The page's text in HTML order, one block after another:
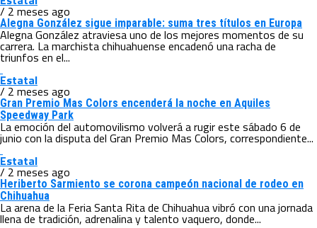
/ 2 meses ago
Alegna González sigue imparable: suma tres títulos en Europa
Alegna González atraviesa uno de los mejores momentos de su
carrera. La marchista chihuahuense encadenó una racha de
triunfos en el...
Estatal
/ 2 meses ago
Gran Premio Mas Colors encenderá la noche en Aquiles
Speedway Park
La emoción del automovilismo volverá a rugir este sábado 6 de
junio con la disputa del Gran Premio Mas Colors, correspondiente...
Estatal
/ 2 meses ago
Heriberto Sarmiento se corona campeón nacional de rodeo en
Chihuahua
La arena de la Feria Santa Rita de Chihuahua vibró con una jornada
llena de tradición, adrenalina y talento vaquero, donde...